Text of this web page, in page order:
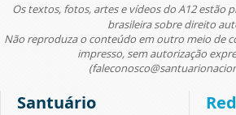
Os textos, fotos, artes e vídeos do A12 estão
brasileira sobre direito
Não reproduza o conteúdo em outro meio de
impresso, sem autorização
Santuário